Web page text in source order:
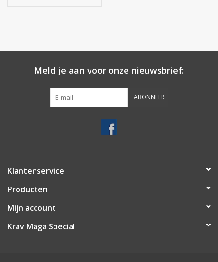
Meld je aan voor onze nieuwsbrief:
ABONNEER
Klantenservice
Producten
Mijn account
Krav Maga Special